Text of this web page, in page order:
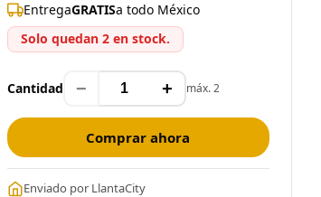
EntregaGRATISa todo México
Solo quedan 2 en stock.
Cantidad − + máx. 2
Comprar ahora
Enviado por LlantaCity